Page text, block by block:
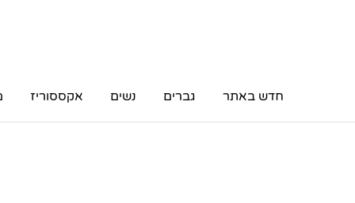
חדש באתר גברים נשים אקססוריז